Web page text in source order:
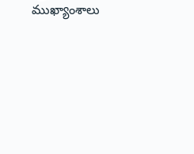
ముఖ్యాంశాలు